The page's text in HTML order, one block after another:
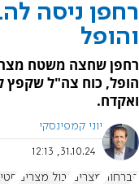
רחפן ניסה
והופל
רחפן שחצה משטח
הופל, כוח צה"ל שקפץ
ואקדח.
יוני קמפינסקי
31.10.24, 12:13
הברחות מצרים גבול מצרים